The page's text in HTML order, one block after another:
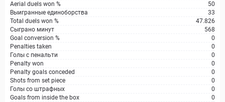
Aerial duels won %
50
Выигранные единоборства
33
Total duels won %
47.826
Сыграно минут
568
Goal conversion %
0
Penalties taken
0
Голы с пенальти
0
Penalty won
0
Penalty goals conceded
0
Shots from set piece
0
Голы со штрафных
0
Goals from inside the box
0